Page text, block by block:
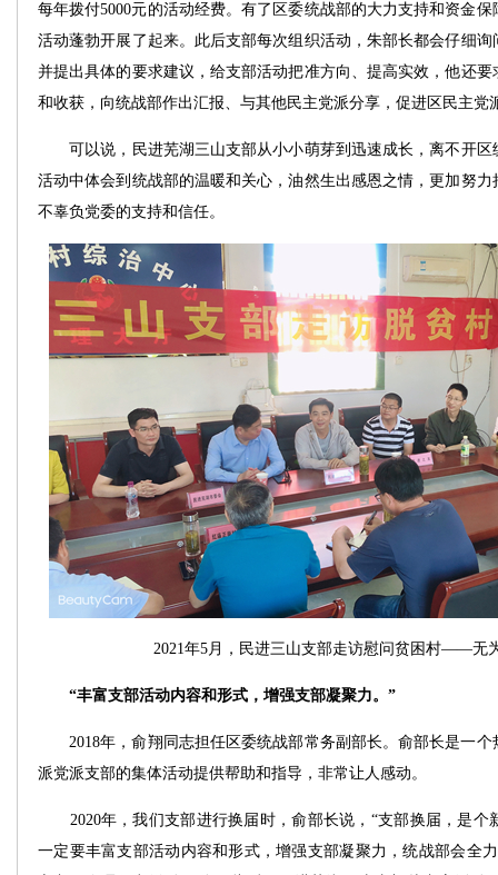
每年拨付5000元的活动经费。有了区委统战部的大力支持和资金
活动蓬勃开展了起来。此后支部每次组织活动，朱部长都会仔细
并提出具体的要求建议，给支部活动把准方向、提高实效，他还
和收获，向统战部作出汇报、与其他民主党派分享，促进区民主党
可以说，民进芜湖三山支部从小小萌芽到迅速成长，离不开区
活动中体会到统战部的温暖和关心，油然生出感恩之情，更加努
不辜负党委的支持和信任。
2021年5月，民进三山支部走访慰问贫困村——无
“丰富支部活动内容和形式，增强支部凝聚力。”
2018年，俞翔同志担任区委统战部常务副部长。俞部长是一个
派党派支部的集体活动提供帮助和指导，非常让人感动。
2020年，我们支部进行换届时，俞部长说，“支部换届，是个
一定要丰富支部活动内容和形式，增强支部凝聚力，统战部会全